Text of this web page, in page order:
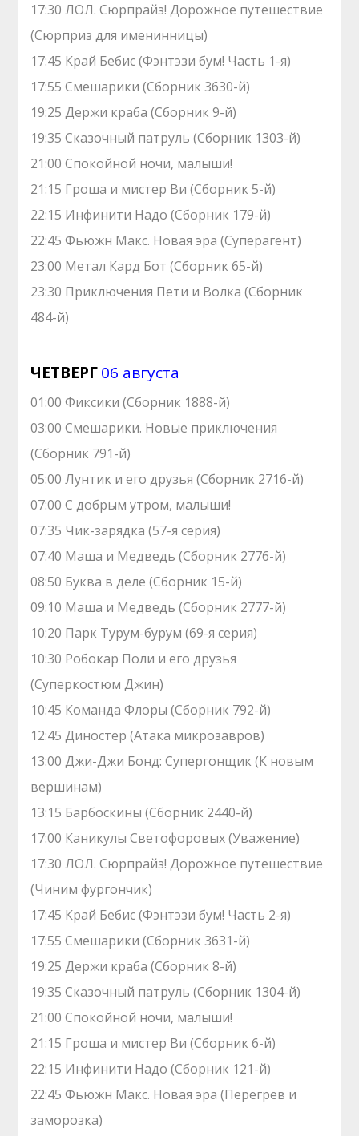
17:30 ЛОЛ. Сюрпрайз! Дорожное путешествие
(Сюрприз для именинницы)
17:45 Край Бебис (Фэнтэзи бум! Часть 1-я)
17:55 Смешарики (Сборник 3630-й)
19:25 Держи краба (Сборник 9-й)
19:35 Сказочный патруль (Сборник 1303-й)
21:00 Спокойной ночи, малыши!
21:15 Гроша и мистер Ви (Сборник 5-й)
22:15 Инфинити Надо (Сборник 179-й)
22:45 Фьюжн Макс. Новая эра (Суперагент)
23:00 Метал Кард Бот (Сборник 65-й)
23:30 Приключения Пети и Волка (Сборник
484-й)
ЧЕТВЕРГ06 августа
01:00 Фиксики (Сборник 1888-й)
03:00 Смешарики. Новые приключения
(Сборник 791-й)
05:00 Лунтик и его друзья (Сборник 2716-й)
07:00 С добрым утром, малыши!
07:35 Чик-зарядка (57-я серия)
07:40 Маша и Медведь (Сборник 2776-й)
08:50 Буква в деле (Сборник 15-й)
09:10 Маша и Медведь (Сборник 2777-й)
10:20 Парк Турум-бурум (69-я серия)
10:30 Робокар Поли и его друзья
(Суперкостюм Джин)
10:45 Команда Флоры (Сборник 792-й)
12:45 Диностер (Атака микрозавров)
13:00 Джи-Джи Бонд: Супергонщик (К новым
вершинам)
13:15 Барбоскины (Сборник 2440-й)
17:00 Каникулы Светофоровых (Уважение)
17:30 ЛОЛ. Сюрпрайз! Дорожное путешествие
(Чиним фургончик)
17:45 Край Бебис (Фэнтэзи бум! Часть 2-я)
17:55 Смешарики (Сборник 3631-й)
19:25 Держи краба (Сборник 8-й)
19:35 Сказочный патруль (Сборник 1304-й)
21:00 Спокойной ночи, малыши!
21:15 Гроша и мистер Ви (Сборник 6-й)
22:15 Инфинити Надо (Сборник 121-й)
22:45 Фьюжн Макс. Новая эра (Перегрев и
заморозка)